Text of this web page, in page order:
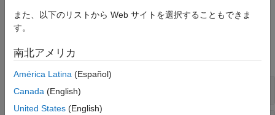
コントラストの調整
ROI ベース処理
ブレ除去
関数
すべて展開する
モルフォロジー演算の実行
また、以下のリストから Web サイトを選択することもできま
す。
南北アメリカ
América Latina (Español)
Canada (English)
United States (English)